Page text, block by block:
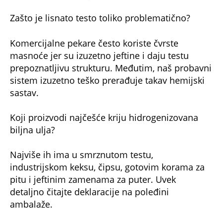
Zašto je lisnato testo toliko problematično?
Komercijalne pekare često koriste čvrste
masnoće jer su izuzetno jeftine i daju testu
prepoznatljivu strukturu. Međutim, naš probavni
sistem izuzetno teško prerađuje takav hemijski
sastav.
Koji proizvodi najčešće kriju hidrogenizovana
biljna ulja?
Najviše ih ima u smrznutom testu,
industrijskom keksu, čipsu, gotovim korama za
pitu i jeftinim zamenama za puter. Uvek
detaljno čitajte deklaracije na poleđini
ambalaže.